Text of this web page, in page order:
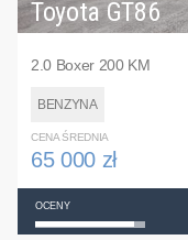
Toyota GT86
2.0 Boxer 200 KM
BENZYNA
CENA ŚREDNIA
65 000 zł
OCENY